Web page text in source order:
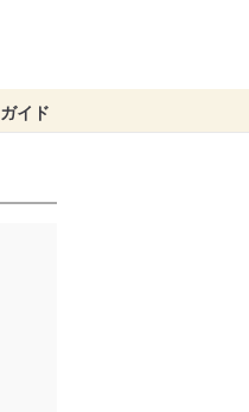
ガイド